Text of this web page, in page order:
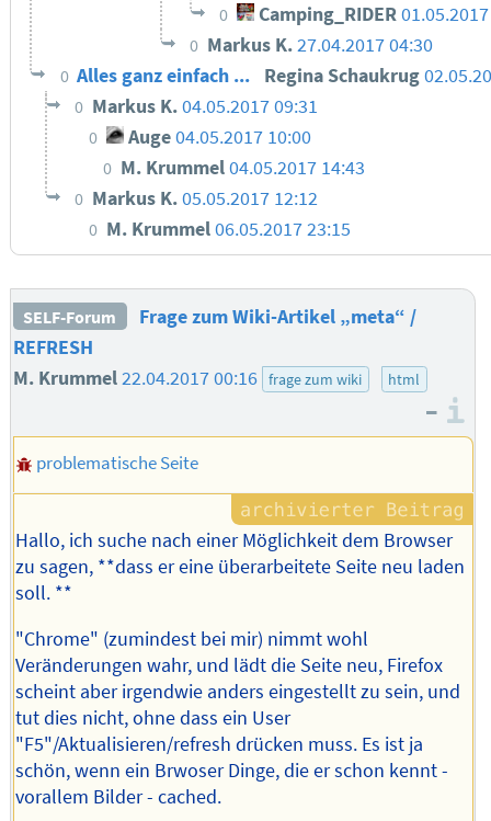
0 Camping_RIDER
0 Markus K.27.04.2017 04:30
0 Alles ganz einfach ... Regina Schaukrug
0 Markus K.04.05.2017 09:31
0 Auge04.05.2017 10:00
0 M. Krummel04.05.2017 14:43
0 Markus K.05.05.2017 12:12
0 M. Krummel06.05.2017 23:15
SELF-Forum
Frage zum Wiki-Artikel „meta“ /
REFRESH
M. Krummel22.04.2017 00:16 frage zum wiki html
–
problematische Seite
Hallo, ich suche nach einer Möglichkeit dem Browser
zu sagen, **dass er eine überarbeitete Seite neu laden
soll. **
"Chrome" (zumindest bei mir) nimmt wohl
Veränderungen wahr, und lädt die Seite neu, Firefox
scheint aber irgendwie anders eingestellt zu sein, und
tut dies nicht, ohne dass ein User
"F5"/Aktualisieren/refresh drücken muss. Es ist ja
schön, wenn ein Brwoser Dinge, die er schon kennt -
vorallem Bilder - cached.